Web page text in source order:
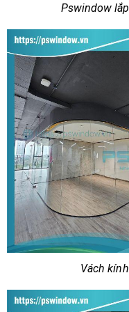
Pswindow
Vách